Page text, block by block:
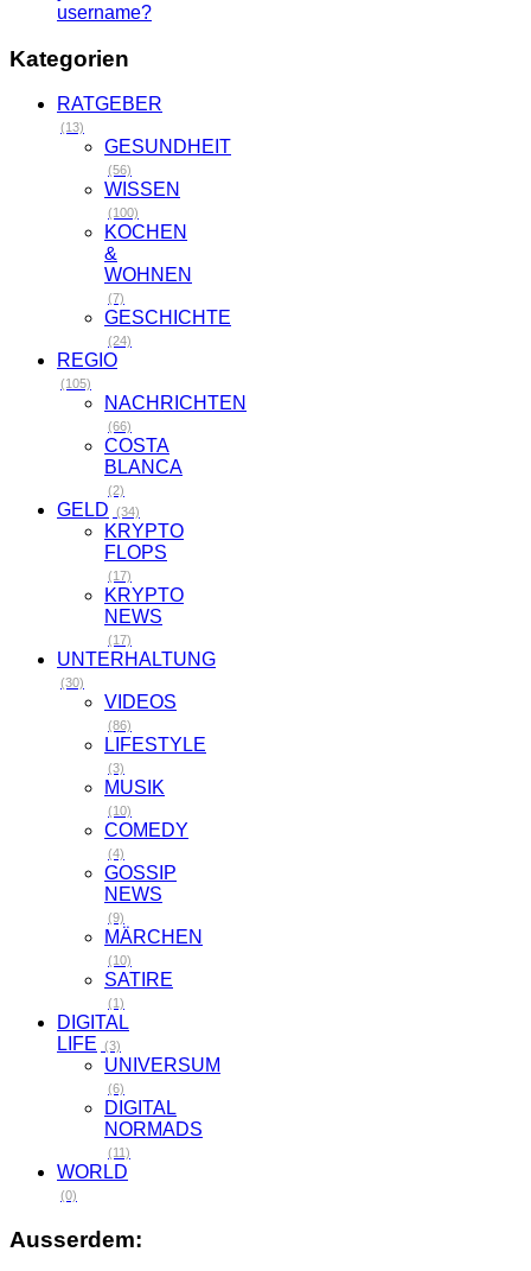
username?
Kategorien
RATGEBER
(13)
GESUNDHEIT
(56)
WISSEN
(100)
KOCHEN
&
WOHNEN
(7)
GESCHICHTE
(24)
REGIO
(105)
NACHRICHTEN
(66)
COSTA
BLANCA
(2)
GELD (34)
KRYPTO
FLOPS
(17)
KRYPTO
NEWS
(17)
UNTERHALTUNG
(30)
VIDEOS
(86)
LIFESTYLE
(3)
MUSIK
(10)
COMEDY
(4)
GOSSIP
NEWS
(9)
MÄRCHEN
(10)
SATIRE
(1)
DIGITAL
LIFE (3)
UNIVERSUM
(6)
DIGITAL
NORMADS
(11)
WORLD
(0)
Ausserdem: